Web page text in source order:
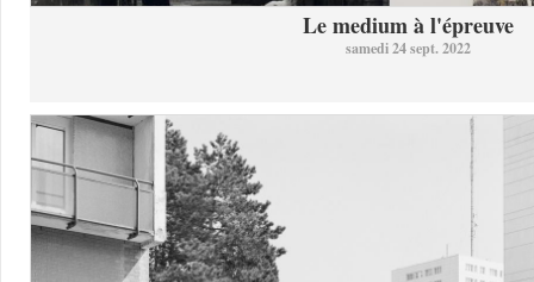
Le medium à l'épreuve
samedi 24 sept. 2022